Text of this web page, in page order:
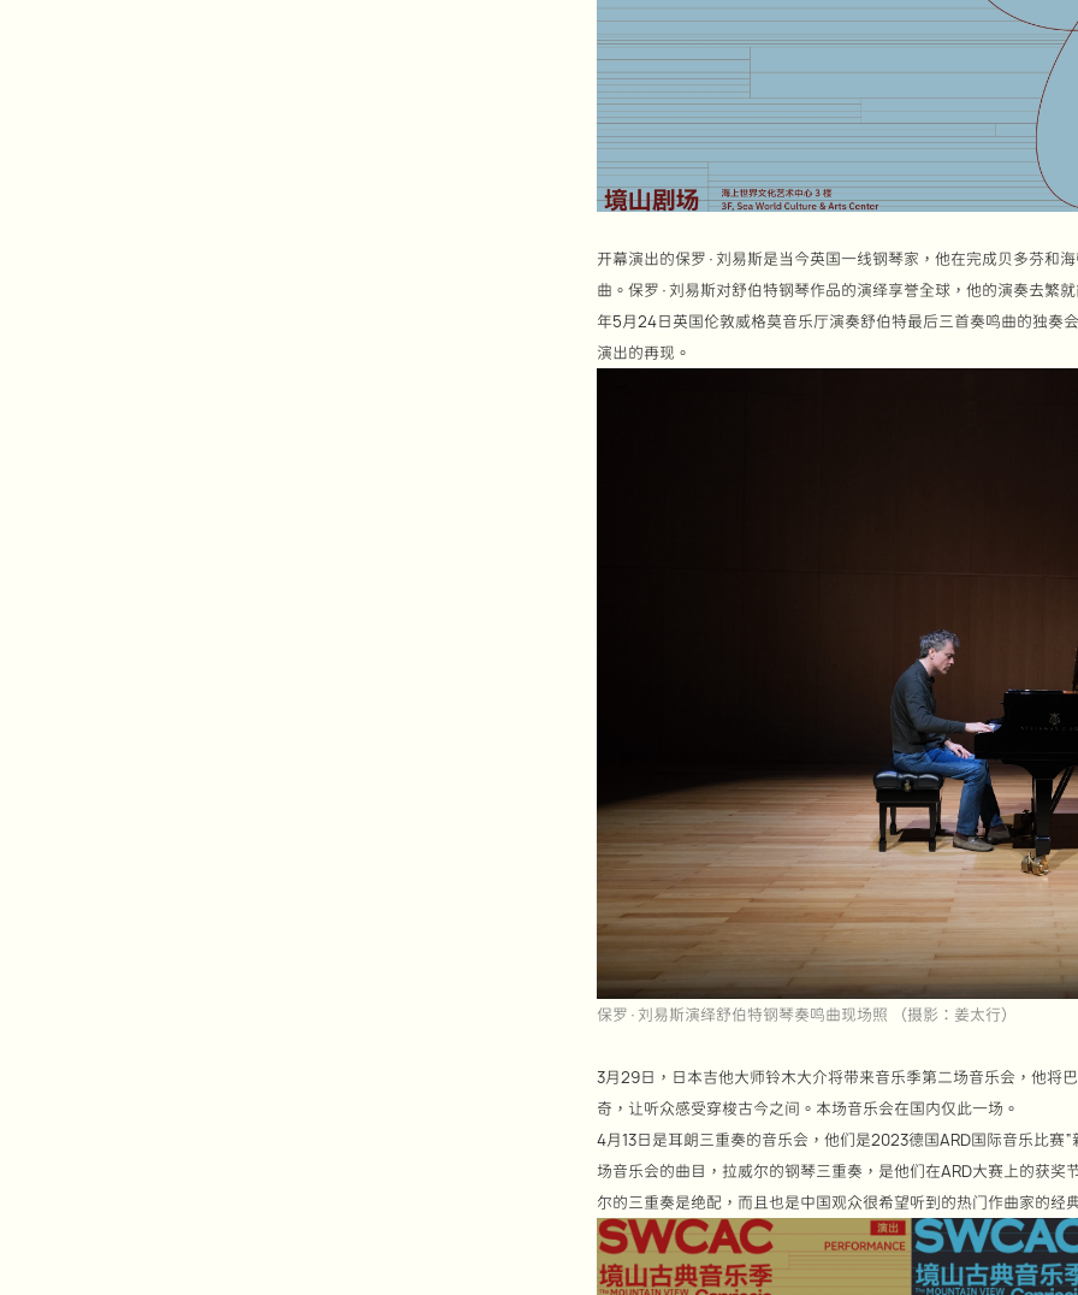
开幕演出的保罗·刘易斯是当今英国一线钢琴家，他在完成贝多芬和
曲。保罗·刘易斯对舒伯特钢琴作品的演绎享誉全球，他的演奏去繁
年5月24日英国伦敦威格莫音乐厅演奏舒伯特最后三首奏鸣曲的独奏
演出的再现。
保罗·刘易斯演绎舒伯特钢琴奏鸣曲现场照 （摄影：姜太行）
3月29日，日本吉他大师铃木大介将带来音乐季第二场音乐会，他将
奇，让听众感受穿梭古今之间。本场音乐会在国内仅此一场。
4月13日是耳朗三重奏的音乐会，他们是2023德国ARD国际音乐比
场音乐会的曲目，拉威尔的钢琴三重奏，是他们在ARD大赛上的获
尔的三重奏是绝配，而且也是中国观众很希望听到的热门作曲家的经